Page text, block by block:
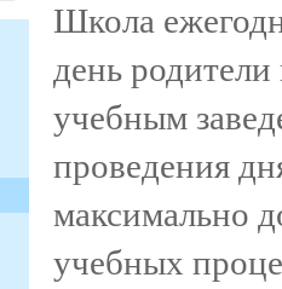
Школа
день
учебным
проведения
максимально
учебных